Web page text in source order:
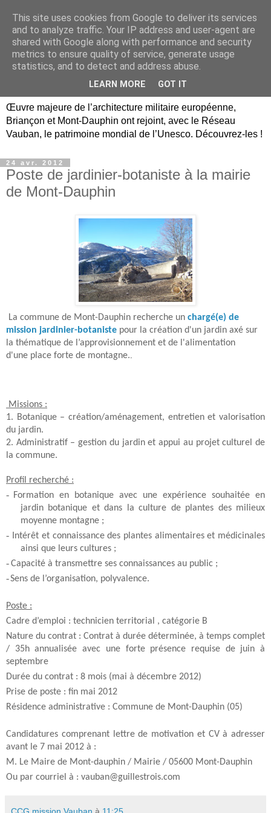
Briançon, Mont-Dauphin,
Vauban Unesco Hautes-
Œuvre majeure de l’architecture militaire européenne,
Briançon et Mont-Dauphin ont rejoint, avec le Réseau
Vauban, le patrimoine mondial de l’Unesco. Découvrez-les !
24 avr. 2012
Poste de jardinier-botaniste à la mairie
de Mont-Dauphin
La commune de Mont-Dauphin recherche un chargé(e) de
mission jardinier-botaniste pour la création d'un jardin axé sur
la thématique de l’approvisionnement et de l'alimentation
d'une place forte de montagne.
Missions :
1. Botanique – création/aménagement, entretien et valorisation
du jardin.
2. Administratif – gestion du jardin et appui au projet culturel de
la commune.
Profil recherché :
- Formation en botanique avec une expérience souhaitée en
jardin botanique et dans la culture de plantes des milieux
moyenne montagne ;
-
Intérêt et connaissance des plantes alimentaires et médicinales
ainsi que leurs cultures ;
-Capacité à transmettre ses connaissances au public ;
-Sens de l’organisation, polyvalence.
Poste :
Cadre d’emploi : technicien territorial , catégorie B
Nature du contrat : Contrat à durée déterminée, à temps complet
/ 35h annualisée avec une forte présence requise de juin à
septembre
Durée du contrat : 8 mois (mai à décembre 2012)
Prise de poste : fin mai 2012
Résidence administrative : Commune de Mont-Dauphin (05)
Candidatures comprenant lettre de motivation et CV à adresser
avant le 7 mai 2012 à :
M. Le Maire de Mont-dauphin / Mairie / 05600 Mont-Dauphin
Ou par courriel à : vauban@guillestrois.com
CCG mission Vauban à 11:25
This site uses cookies from Google to deliver its services
and to analyze traffic. Your IP address and user-agent are
shared with Google along with performance and security
metrics to ensure quality of service, generate usage
statistics, and to detect and address abuse.
LEARN MORE GOT IT